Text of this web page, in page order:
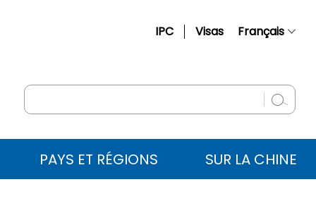
IPC Visas Français
English
Русский
Español
PAYS ET RÉGIONS SUR LA CHINE